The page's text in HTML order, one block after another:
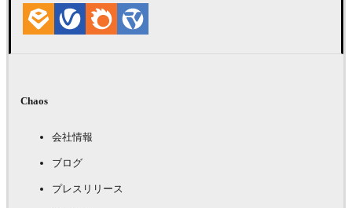
Chaos
会社情報
ブログ
プレスリリース